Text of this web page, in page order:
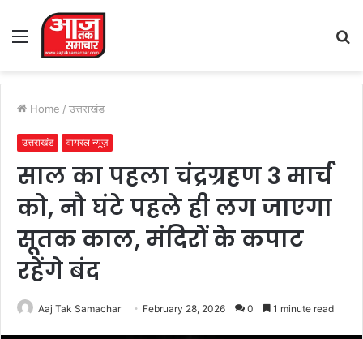
Menu
Home / उत्तराखंड
उत्तराखंड वायरल न्यूज़
साल का पहला चंद्रग्रहण 3 मार्च
को, नौ घंटे पहले ही लग जाएगा
सूतक काल, मंदिरों के कपाट
रहेंगे बंद
Aaj Tak Samachar February 28, 2026 0 1 minute read